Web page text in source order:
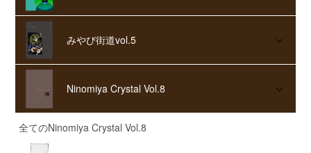
みやび街道vol.5
Ninomiya Crystal Vol.8
全てのNinomiya Crystal Vol.8